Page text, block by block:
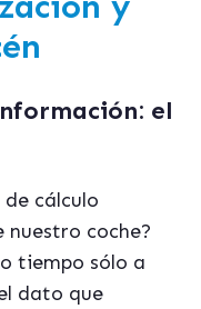
el
cálculo
nuestro coche?
tiempo sólo a
dato que